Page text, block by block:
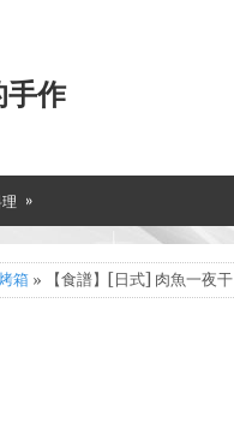
作
»
箱 » 【食譜】[日式] 肉魚一夜干